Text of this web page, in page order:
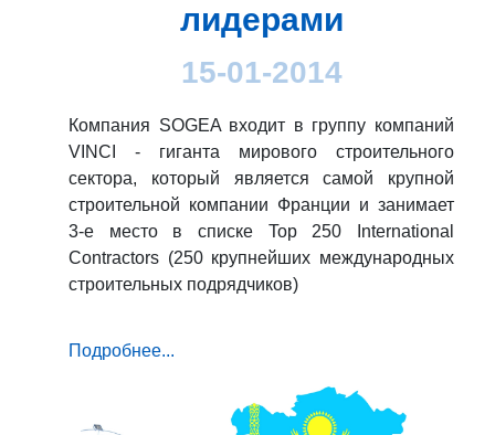
лидерами
15-01-2014
Компания SOGEA входит в группу компаний
VINCI - гиганта мирового строительного
сектора, который является самой крупной
строительной компании Франции и занимает
3-е место в списке Top 250 International
Contractors (250 крупнейших международных
строительных подрядчиков)
Подробнее...